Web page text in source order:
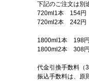
下記のご注文は別
720ml1本 154円
720ml2本 242円
1800ml1本 198円
1800ml2本 308円
代金引換手数料（
振込手数料は、原